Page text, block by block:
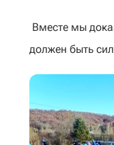
‌‎Вместе мы
должен быть